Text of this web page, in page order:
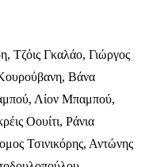
Τζόις Γκαλάο, Γιώργος
Βάνα
Λίον Μπαμπού,
Οουίτι, Ράνια
Τσινικόρης, Αντώνης